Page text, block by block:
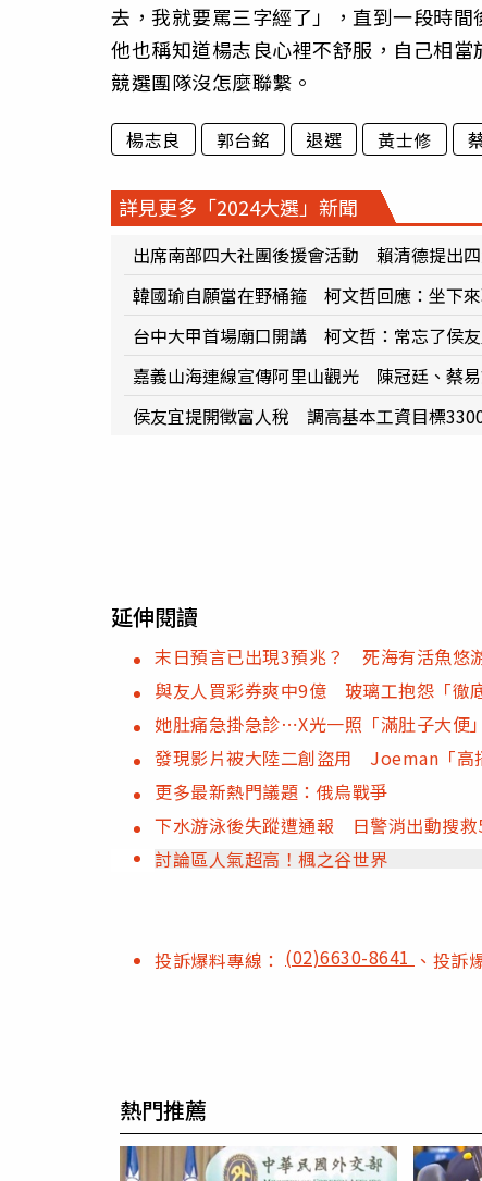
去，我就要罵三字經了」，直到一段時
他也稱知道楊志良心裡不舒服，自己相
競選團隊沒怎麼聯繫。
楊志良 郭台銘 退選 黃士修
詳見更多「2024大選」新聞
出席南部四大社團後援會活動 賴清德提出
韓國瑜自願當在野桶箍 柯文哲回應：坐下
台中大甲首場廟口開講 柯文哲：常忘了侯
嘉義山海連線宣傳阿里山觀光 陳冠廷、蔡
侯友宜提開徵富人稅 調高基本工資目標
延伸閱讀
末日預言已出現3預兆？ 死海有活魚悠
與友人買彩券爽中9億 玻璃工抱怨「徹
她肚痛急掛急診⋯X光一照「滿肚子大
發現影片被大陸二創盜用 Joeman「高
更多最新熱門議題：俄烏戰爭
下水游泳後失蹤遭通報 日警消出動搜
討論區人氣超高！楓之谷世界
投訴爆料專線： (02)6630-8641 、投訴
熱門推薦